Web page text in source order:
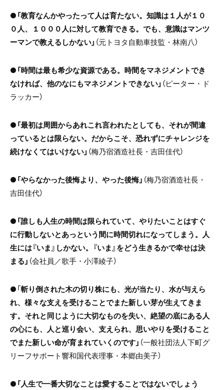
●「教育なんかやったって人は育たない。知識は１人が１０
０人、１０００人に対して教育できる。でも、意識はマンツ
ーマンで教えるしかない」 （元トヨタ自動車技監・林南八）
●「時間は最も希少な資源である。時間をマネジメントでき
なければ、他のなにもマネジメントできない」 （ピーター・ド
ラッカー）
●「最初は周囲からあれこれ言われたとしても、それが間違
っているとは限らない。だからこそ、恐れずにチャレンジを
続けなくてはいけない」 （梅乃宿酒造社長・吉田佳代）
●「やらなかった後悔より、やった後悔」 （梅乃宿酒造社長・
吉田佳代）
●「誰しも人生の時間は限られていて、やりたいことはすぐ
に行動しないとあっという間に時間切れになってしまう。人
生には『いま』しかない。『いま』をどう生きるかで幸せは決
まる」 （会社員／歌手・小澤綾子）
●「斬り倒された木の切り株にも、光が当たり、水が与えら
れ、様々な支えを受けることでまた新しい芽が生えてきま
す。それと同じように大切なものを失い、絶望の底にある人
の心にも、人と巡り会い、支えられ、思いやりを受けること
でまた新しい命が育まれていくのです」 （一般社団法人下町グ
リーフサポート響和国代表理事・本郷由美子）
●「人生で一番大切なことは愛することではないでしょう